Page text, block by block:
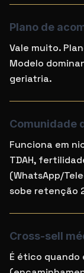
Plano de
Vale muito.
Modelo
geriatria.
Comunidade
Funciona em
TDAH,
(WhatsApp/
sobe retenção
Cross-sell
É ético